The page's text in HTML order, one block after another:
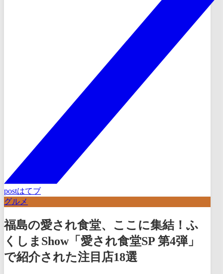
postはてブ
グルメ
福島の愛され食堂、ここに集結！ふ
くしまShow「愛され食堂SP 第4弾」
で紹介された注目店18選